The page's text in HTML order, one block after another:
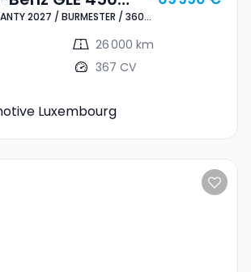
2027
/ 360° / PANO
2027 / BURMESTER / 360°
26 000 km
367 CV
Luxembourg